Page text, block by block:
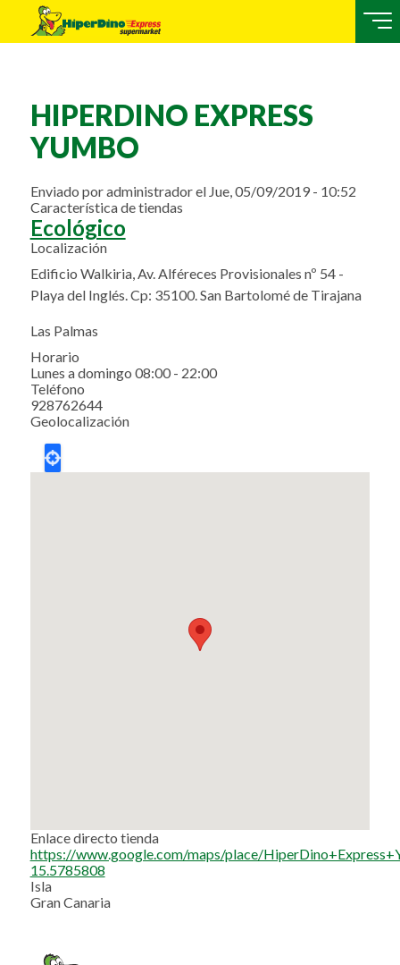
HIPERDINO EXPRESS
YUMBO
Enviado poradministradorel Jue, 05/09/2019 - 10:52
Característica de tiendas
Ecológico
Localización
Edificio Walkiria, Av. Alféreces Provisionales nº 54 -
Playa del Inglés. Cp: 35100. San Bartolomé de Tirajana
Las Palmas
Horario
Lunes a domingo 08:00 - 22:00
Teléfono
928762644
Geolocalización
Enlace directo tienda
https://www.google.com/maps/place/
15.5785808
Isla
Gran Canaria